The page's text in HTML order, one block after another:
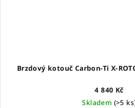
Brzdový kotouč Carbon-Ti X-
4 840 Kč
Skladem (>5 ks